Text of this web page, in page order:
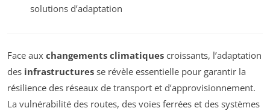
solutions d’adaptation
Face aux changements climatiques croissants, l’adaptation
des infrastructures se révèle essentielle pour garantir la
résilience des réseaux de transport et d’approvisionnement.
La vulnérabilité des routes, des voies ferrées et des systèmes